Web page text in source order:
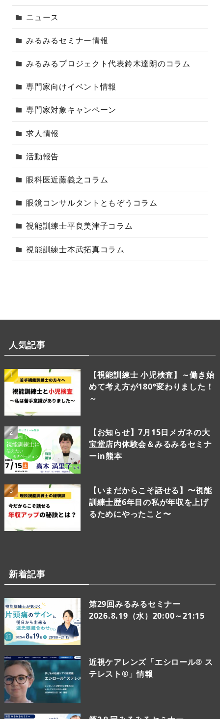
ニュース
みるみるセミナー情報
みるみるプロジェクト代表鈴木達朗のコラム
専門家向けイベント情報
専門家対象キャンペーン
求人情報
活動報告
眼科医近藤義之コラム
眼鏡コンサルタントともぞうコラム
視能訓練士平良美津子コラム
視能訓練士本武拓真コラム
人気記事
【視能訓練士 小児検査】～働き始
めて考え方が180°変わりました！
～
【お知らせ】7月15日メガネの大
宝堂店内体験会＆みるみるセミナ
ーin熊本
【いまだからこそ話せる】〜視能
訓練士歴6年目の私が年収を上げ
るためにやったこと〜
新着記事
第29回みるみるセミナー
2026.8.19（水）20:00～21:15
近視ケアレンズ「エシロール® ス
テレスト®」情報